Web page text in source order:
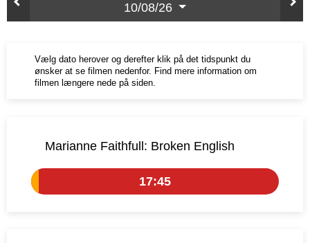
10/08/26
Vælg dato herover og derefter klik på det tidspunkt du
ønsker at se filmen nedenfor. Find mere information om
filmen længere nede på siden.
Marianne Faithfull: Broken English
17:45